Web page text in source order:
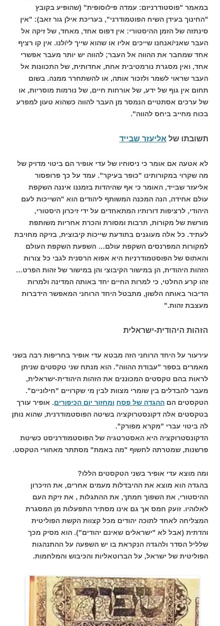
במאמר "פוסטודרניזם: עמדה פילוסופית" (שהופיע בקובץ
"החינוך בעידן השיח הפוטמודרני", בעריכת אילן גור זאב): "אין
סינתזה של הזמן ההיסטורי: אין דפוס אחד, מאחד, של זיקה אל
העבר שאני/אנחנו שייכים אליו או שהוא שייך לי/לנו. אין קו רציף
אחד שמחבר את ההווה אל העבר; להווה יש יותר מעבר אפשרי
אחד, ואין מסגרת נורמטיבית אחת, אחדותית, של התכוונות אל
העבר שראוי לשמר ולזכור אותה, או להשתחרר ממנה. בשום
תחום אין גוף של ידע, של אורחות חיים, של נורמות מוסריות, או
של ערכים אסתטיים הנמסר מן העבר להווה כשהוא טעון למפרע
בכוח מחייב ביחס להווה".
תשובתו של אליעזר שבייד
לא אטעה אם אומר כי ניסוחיו של עדי אופיר הם ביטוי מדויק של
מה שקרוי במקורותינו "כופר בעיקר". עמד על כך פרופסור
אליעזר שבייד, האומר כי אף שהיהדות בזמננו איננה השקפת
עולם אחידה, הנה המכנה המשותף ליהודים הוא "השייכות לעם
היהודי, לרציפות דורותיו המתאחדים על ידי זיכרון היסטורי,
מורשת של מקורות, תרבות ומסורת והכרת אחריות משותפת
לעתיד. כל אלה מעוגנים בתודעת שייכות קיבוצית, בזיקה מחויבת
למקורות המפרנסים השקפת עולם… השפעת השקפת העולם
והאתוס של הפוסטמודרניות היא אפוא הרסנית לגבי כל צורות
הזהות היהודית, הן במישור הקיבוצי והן במישור של זהות הפרט…
זהו קרע החלטי, כי למרות החיים יחד באותה המדינה ולמרות
הדיבור באותה הלשון, מתבטל היחד הרוחני המאפשר הידברות
מעצבת זהות."
הזהות היהודית-ישראלית
עירעור על היחד הרוחני הזה מבטא עדי אופיר בחריפות רבה בשני
מאמרים בספר "עבודת ההווה". הוא מנתח שני טקסטים שניתן
לראות בהם טקסטים המכוננים את הזהות היהודית-ישראלית,
מעבר להבדלים בין שומרי מצוות לבין מי שקרויים "חילוניים".
הטקסטים הם ההגדה של פסח ומחזור יום הכיפורים. אופיר עורך
בטקסטים אלה דקונסטרוקציה בשיטה הפוסטמודרנית, שהוא נותן
לה ביטוי עברי "מקרא מפורק".
הדקונסטרוקציה היא האסטרטגיה של הפוסטמודרניסט כשיטת
פרשנות, שמטרתה לחשוף "מה באמת" מסתתר מאחורי הטקסט.
ומה מוצא עדי אופיר בשני הטקסטים הללו?
בהגדה הוא מוצא את ההיבדלות מעמים אחרים, את הזיכרון
ההיסטורי, את השפוך חמתך, את ההתגלות , את זיקת העם
לאלוהיו. זועק חמס אך גם אינו מסתיר התפעלות מן המסגרת
המצליחה לאחד לתוכה יהודים מכל קצוות הקשת הפוליטית
והדתית (אבל לא "ישראלים שאינם יהודים"). הוא מסיק מכך
שלליל הסדר ולהגדה הנקראת בו יש השפעה על ההתנהגות
הפוליטית של ישראל, על הברוטאליות והכיבוש והמלחמות.